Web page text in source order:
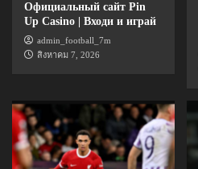
Официальный сайт Pin
Up Casino | Входи и играй
admin_football_7m
สิงหาคม 7, 2026